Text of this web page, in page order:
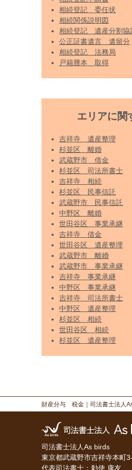
相続登記 委任状
相続関係説明図
相続登記 遺産分割協
公正証書遺言 遺留分
相続登記 法務局
戸籍謄本 取得
エリアに関
吉祥寺 遺産整理
杉並区 離婚
武蔵野市 借金
杉並区 司法所書士
吉祥寺 相続
杉並区 民事信託
武蔵野市 民事信託
中野区 離婚
世田谷区 事業承継
吉祥寺 借金
世田谷区 遺産整理
武蔵野市 離婚
武蔵野市 事業承継
吉祥寺 事業承継
中野区 事業承継
吉祥寺 司法所書士
中野区 遺産整理
杉並区 相続
世田谷区 相続
杉並区 遺産整理
財産分与 税金 ｜司法書士法人
司法書士法人As birds
東京都武蔵野市吉祥寺本町
代表司法書士：勅使 康友